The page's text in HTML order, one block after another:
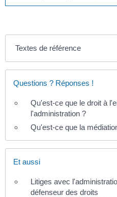
Textes de référence
Questions ? Réponses !
Qu'est-ce que le droit à
l'administration ?
Qu'est-ce que la
Et aussi
Litiges avec
défenseur des droits